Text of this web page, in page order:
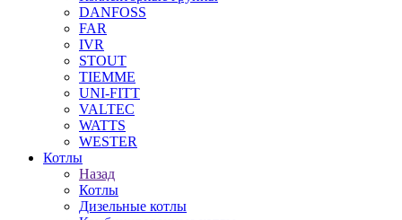
DANFOSS
FAR
IVR
STOUT
TIEMME
UNI-FITT
VALTEC
WATTS
WESTER
Котлы
Назад
Котлы
Дизельные котлы